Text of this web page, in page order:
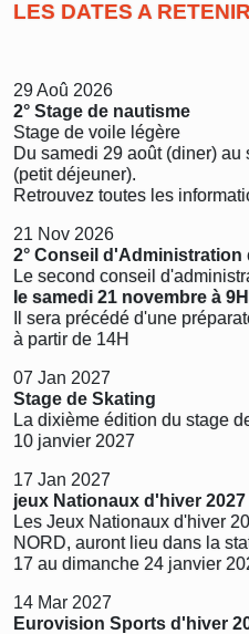
LES DATES A
29 Aoû 2026
2° Stage de nautisme
Stage de voile légère
Du samedi 29 août (diner)
(petit déjeuner).
Retrouvez toutes les
21 Nov 2026
2° Conseil d'Administration
Le second conseil
le samedi 21 novembre à
Il sera précédé d'une
à partir de 14H
07 Jan 2027
Stage de Skating
La dixième édition du stage
10 janvier 2027
17 Jan 2027
jeux Nationaux d'hiver 2027
Les Jeux Nationaux d'hiver
NORD, auront lieu dans la
17 au dimanche 24 janvier
14 Mar 2027
Eurovision Sports d'hiver